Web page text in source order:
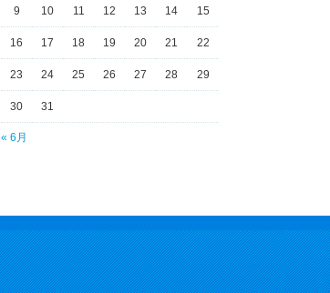
« 6月
9 10 11 12 13 14 15
16 17 18 19 20 21 22
23 24 25 26 27 28 29
30 31